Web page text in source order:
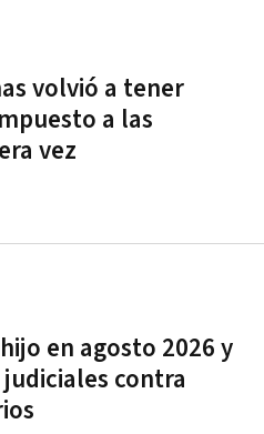
volvió a tener
a las
vez
en agosto 2026 y
contra